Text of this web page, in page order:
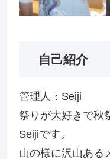
自己紹介
管理人：Seiji
祭りが大好きで秋
Seijiです。
山の様に沢山ある